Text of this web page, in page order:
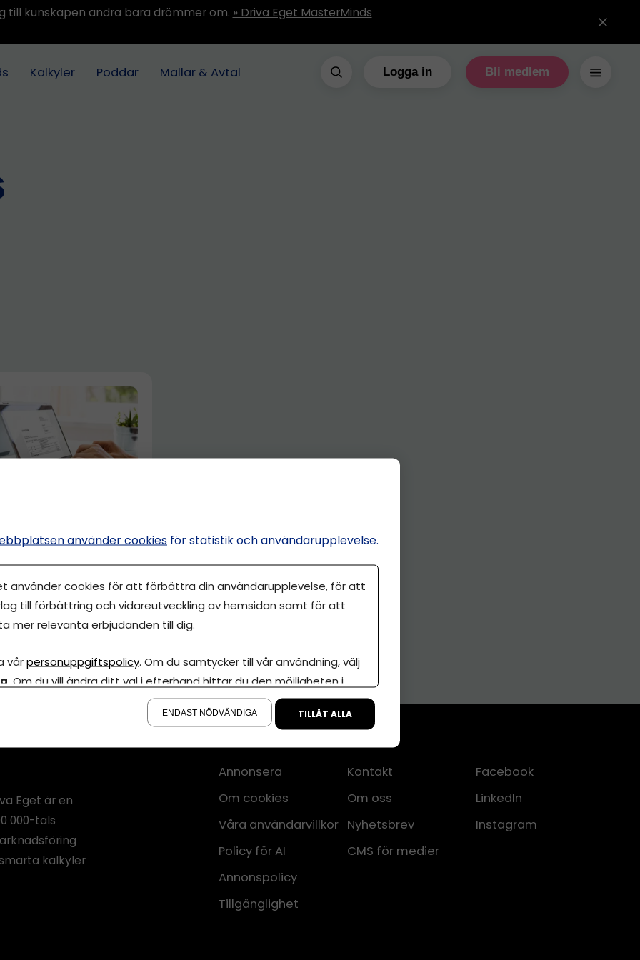
till kunskapen andra bara drömmer om. » Driva Eget MasterMinds
Kalkyler Poddar Mallar & Avtal Logga in Bli medlem
företag du ska
Wallin
Eget är en
000-tals
kalkyler
Annonsera
Om cookies
Våra användarvillkor
Policy för AI
Annonspolicy
Tillgänglighet
Kontakt
Om oss
Nyhetsbrev
CMS för medier
Facebook
LinkedIn
Instagram
använder cookies för statistik och användarupplevelse.
använder cookies för att förbättra din användarupplevelse, för att
till förbättring och vidareutveckling av hemsidan samt för att
mer relevanta erbjudanden till dig.
vårpersonuppgiftspolicy. Om du samtycker till vår användning, välj
. Om du vill ändra ditt val i efterhand hittar du den möjligheten i
ENDAST NÖDVÄNDIGA TILLÅT ALLA